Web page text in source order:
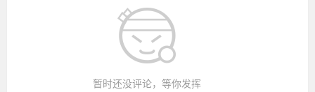
暂时还没评论，等你发挥